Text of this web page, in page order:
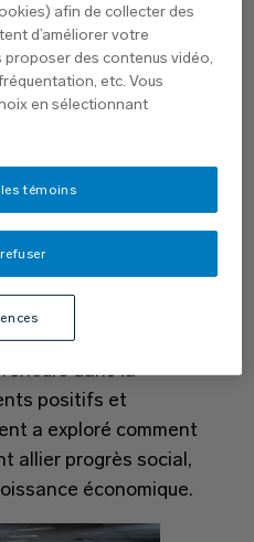
clés du
–
un.e
à la
le monde un.e
a mis en lumière le
dans la
positifs et
a exploré comment
allier progrès social,
économique.
afin de collecter des
d’améliorer votre
proposer des contenus vidéo,
etc. Vous
en sélectionnant
témoins